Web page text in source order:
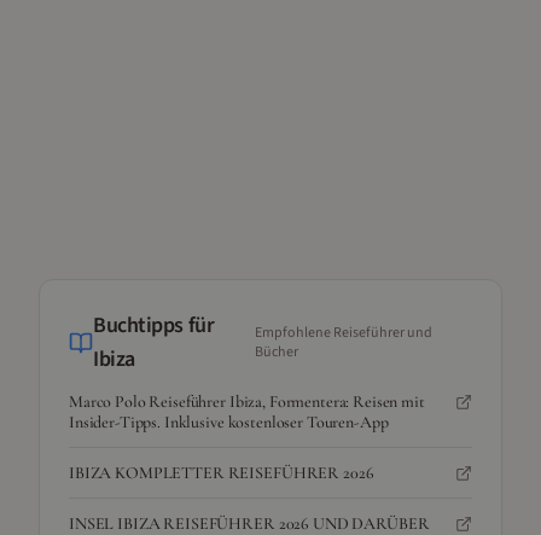
Buchtipps für
Ibiza
Empfohlene Reiseführer und
Bücher
Marco Polo Reiseführer Ibiza, Formentera: Reisen mit
Insider-Tipps. Inklusive kostenloser Touren-App
IBIZA KOMPLETTER REISEFÜHRER 2026
INSEL IBIZA REISEFÜHRER 2026 UND DARÜBER